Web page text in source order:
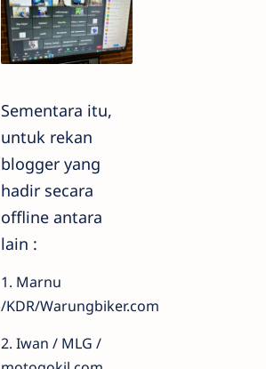
Sementara itu,
untuk rekan
blogger yang
hadir secara
offline antara
lain :
1. Marnu
/KDR/Warungbiker.com
2. Iwan / MLG /